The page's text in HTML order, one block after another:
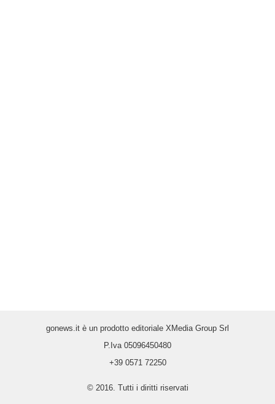
gonews.it è un prodotto editoriale XMedia Group Srl
P.Iva 05096450480
+39 0571 72250
© 2016. Tutti i diritti riservati